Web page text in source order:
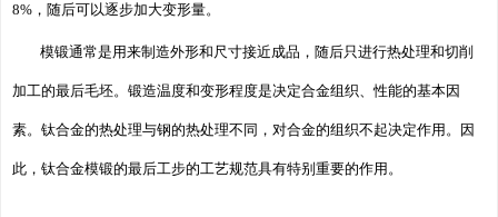
8%，随后可以逐步加大变形量。
模锻通常是用来制造外形和尺寸接近成品，随后只进行热处理和切削
加工的最后毛坯。锻造温度和变形程度是决定合金组织、性能的基本因
素。钛合金的热处理与钢的热处理不同，对合金的组织不起决定作用。因
此，钛合金模锻的最后工步的工艺规范具有特别重要的作用。